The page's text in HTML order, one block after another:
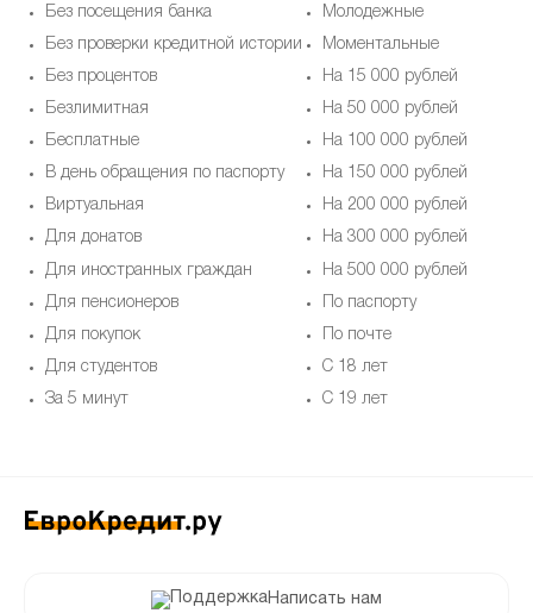
Без посещения банка
Без проверки кредитной истории
Без процентов
Безлимитная
Бесплатные
В день обращения по паспорту
Виртуальная
Для донатов
Для иностранных граждан
Для пенсионеров
Для покупок
Для студентов
За 5 минут
Молодежные
Моментальные
На 15 000 рублей
На 50 000 рублей
На 100 000 рублей
На 150 000 рублей
На 200 000 рублей
На 300 000 рублей
На 500 000 рублей
По паспорту
По почте
С 18 лет
С 19 лет
Написать нам